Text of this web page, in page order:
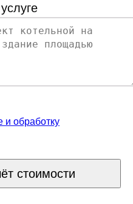
и обработку
стоимости